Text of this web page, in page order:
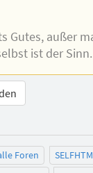
Gutes, außer
ist der Sinn.
Foren